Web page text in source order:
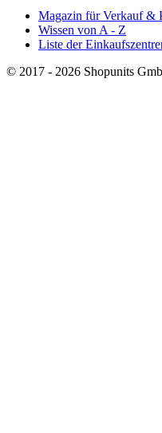
Magazin für Verkauf &
Wissen von A - Z
Liste der
© 2017 - 2026 Shopunits